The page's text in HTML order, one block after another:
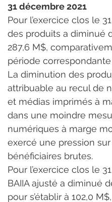
31 décembre 2021
Pour l’exercice clos le
des produits a diminué
287,6 M$,
période
La diminution des
attribuable au recul de
et médias imprimés à
dans une moindre
numériques à marge
exercé une pression
bénéficiaires brutes.
Pour l’exercice clos le
BAIIA ajusté a diminué
pour s’établir à 102,0